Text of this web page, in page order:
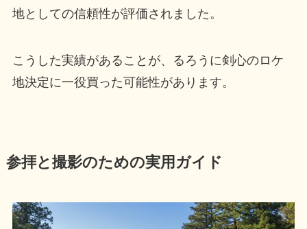
地としての信頼性が評価されました。
こうした実績があることが、るろうに剣心のロケ
地決定に一役買った可能性があります。
参拝と撮影のための実用ガイド